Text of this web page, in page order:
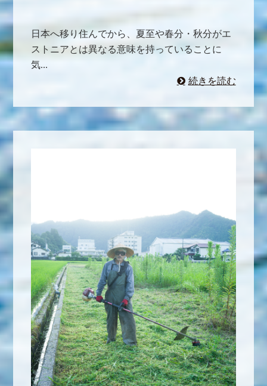
日本へ移り住んでから、夏至や春分・秋分がエ
ストニアとは異なる意味を持っていることに
気...
続きを読む